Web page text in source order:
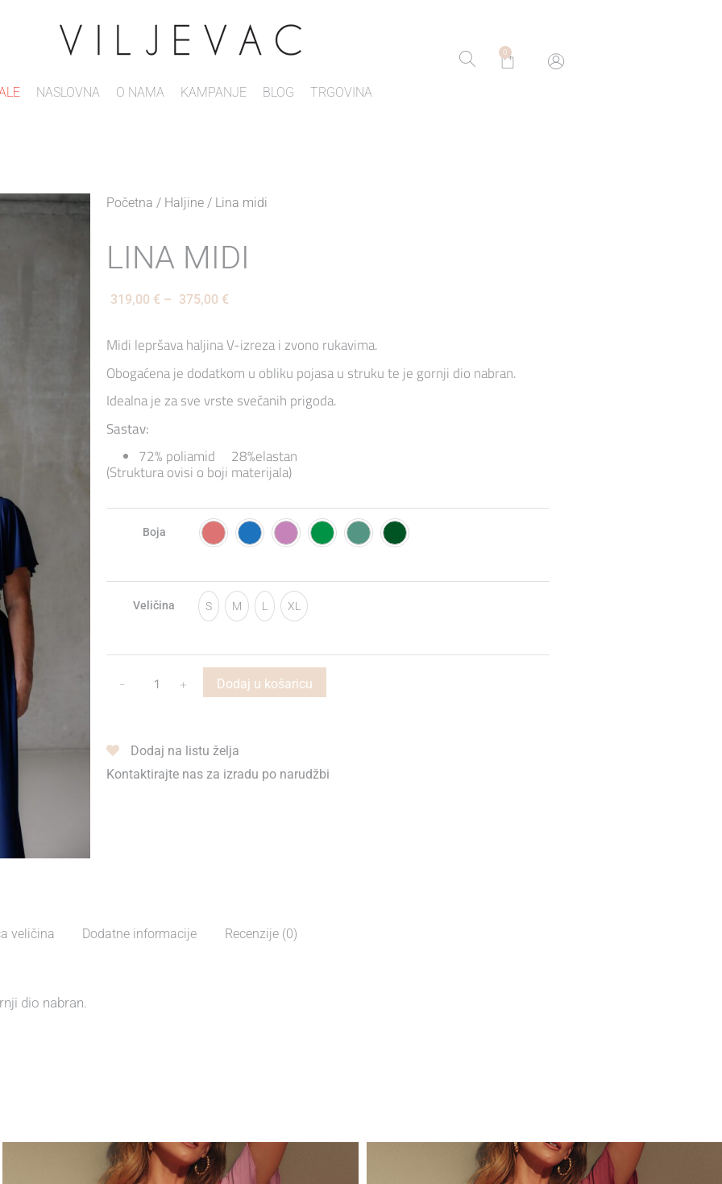
NASLOVNA O NAMA KAMPANJE BLOG TRGOVINA
0
Početna / Haljine / Lina midi
LINA MIDI
319,00 € – 375,00 €
Midi lepršava haljina V-izreza i zvono rukavima.
Obogaćena je dodatkom u obliku pojasa u struku te je gornji dio nabran.
Idealna je za sve vrste svečanih prigoda.
Sastav:
72% poliamid 28%elastan
(Struktura ovisi o boji materijala)
Boja
Veličina S M L XL
- + Dodaj u košaricu
Dodaj na listu želja
Kontaktirajte nas za izradu po narudžbi
veličina Dodatne informacije Recenzije (0)
dio nabran.